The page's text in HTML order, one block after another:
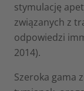
stymulację
związanych z
odpowiedzi
2014).
Szeroka gama